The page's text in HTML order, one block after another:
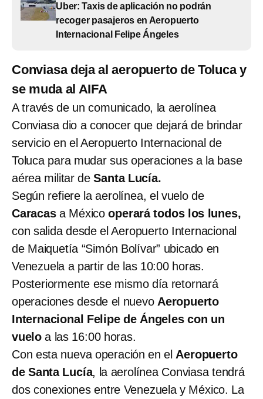
Uber: Taxis de aplicación no podrán
recoger pasajeros en Aeropuerto
Internacional Felipe Ángeles
Conviasa deja al aeropuerto de Toluca y
se muda al AIFA
A través de un comunicado, la aerolínea
Conviasa dio a conocer que dejará de brindar
servicio en el Aeropuerto Internacional de
Toluca para mudar sus operaciones a la base
aérea militar de Santa Lucía.
Según refiere la aerolínea, el vuelo de
Caracas a Méxicooperará todos los lunes,
con salida desde el Aeropuerto Internacional
de Maiquetía “Simón Bolívar” ubicado en
Venezuela a partir de las 10:00 horas.
Posteriormente ese mismo día retornará
operaciones desde el nuevo Aeropuerto
Internacional Felipe de Ángeles con un
vueloa las 16:00 horas.
Con esta nueva operación en el Aeropuerto
de Santa Lucía, la aerolínea Conviasa tendrá
dos conexiones entre Venezuela y México. La